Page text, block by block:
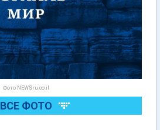
Фото NEWSru.co.il
ВСЕ ФОТО